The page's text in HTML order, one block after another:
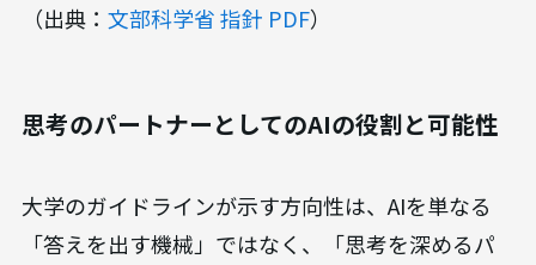
（出典： 文部科学省 指針 PDF）
思考のパートナーとしてのAIの役割と可能性
大学のガイドラインが示す方向性は、AIを単なる
「答えを出す機械」ではなく、「思考を深めるパ